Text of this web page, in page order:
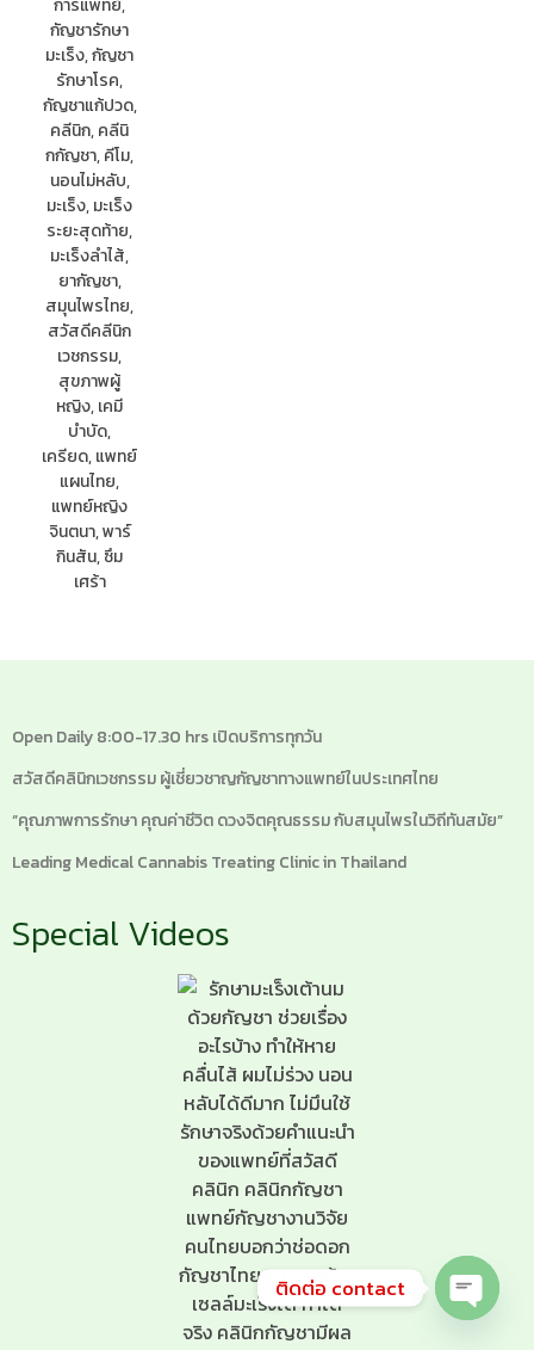
Open Daily 8:00-17.30 hrs เปิดบริการทุกวัน
สวัสดีคลินิกเวชกรรม ผู้เชี่ยวชาญกัญชาทางแพทย์ในประเทศไทย
“คุณภาพการรักษา คุณค่าชีวิต ดวงจิตคุณธรรม กับสมุนไพรในวิถีทันสมัย”
Leading Medical Cannabis Treating Clinic in Thailand
Special Videos
ติดต่อ contact
Open